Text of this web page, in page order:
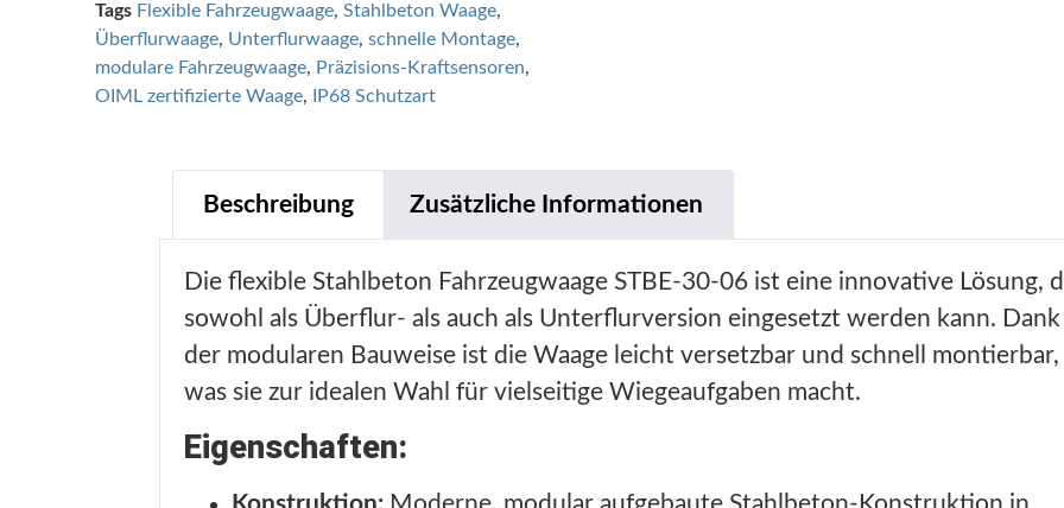
Tags Flexible Fahrzeugwaage, Stahlbeton Waage,
Überflurwaage, Unterflurwaage, schnelle Montage,
modulare Fahrzeugwaage, Präzisions-Kraftsensoren,
OIML zertifizierte Waage, IP68 Schutzart
Beschreibung Zusätzliche Informationen
Die flexible Stahlbeton Fahrzeugwaage STBE-30-06 ist eine innovative Lösung,
sowohl als Überflur- als auch als Unterflurversion eingesetzt werden kann. Dank
der modularen Bauweise ist die Waage leicht versetzbar und schnell montierbar,
was sie zur idealen Wahl für vielseitige Wiegeaufgaben macht.
Eigenschaften: